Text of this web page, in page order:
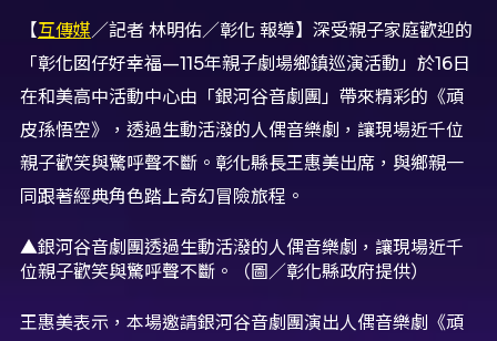
【互傳媒／記者 林明佑／彰化 報導】深受親子家庭歡迎的
「彰化囡仔好幸福—115年親子劇場鄉鎮巡演活動」於16日
在和美高中活動中心由「銀河谷音劇團」帶來精彩的《頑
皮孫悟空》，透過生動活潑的人偶音樂劇，讓現場近千位
親子歡笑與驚呼聲不斷。彰化縣長王惠美出席，與鄉親一
同跟著經典角色踏上奇幻冒險旅程。
▲銀河谷音劇團透過生動活潑的人偶音樂劇，讓現場近千
位親子歡笑與驚呼聲不斷。（圖／彰化縣政府提供）
王惠美表示，本場邀請銀河谷音劇團演出人偶音樂劇《頑